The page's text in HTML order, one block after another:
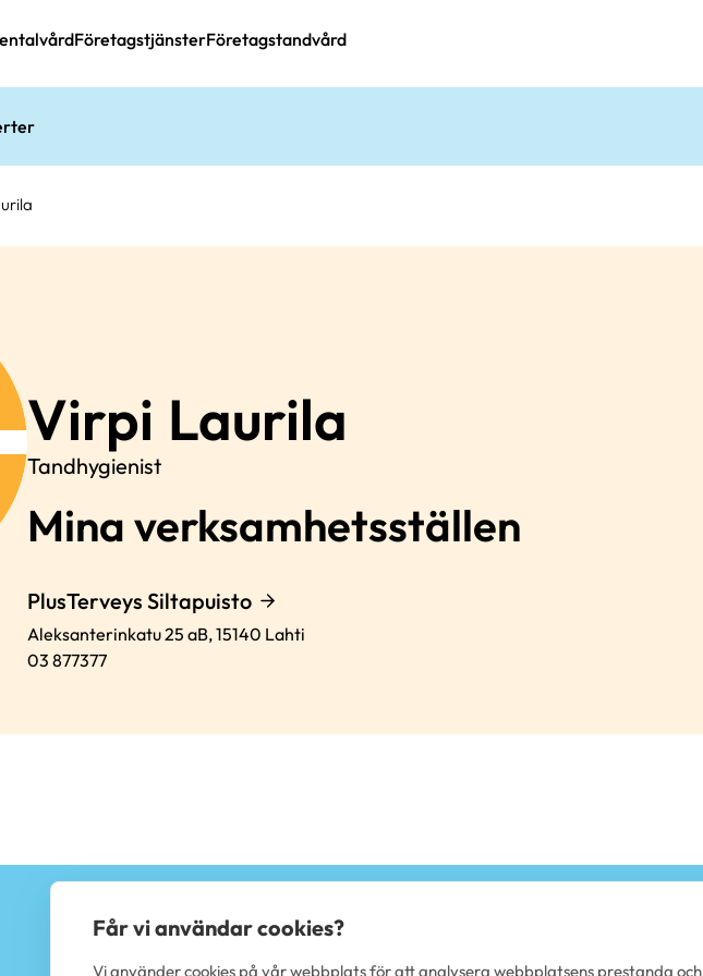
FöretagstjänsterFöretagstandvård
Virpi Laurila
Tandhygienist
Mina verksamhetsställen
PlusTerveys Siltapuisto
Aleksanterinkatu 25 aB,15140 Lahti
03 877377
Får vi användar cookies?
Vi använder cookies på vår webbplats för att analysera webbplatsens prestanda och